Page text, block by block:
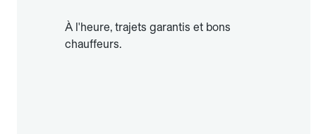
À l'heure, trajets garantis et bons
chauffeurs.